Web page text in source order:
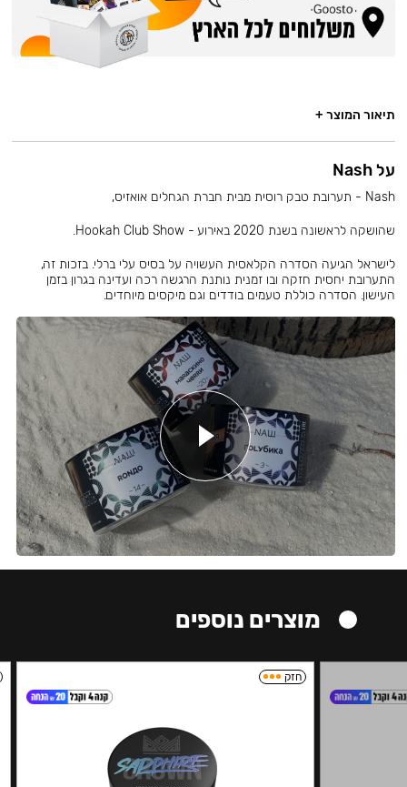
תיאור המוצר +
על Nash
Nash - תערובת טבק רוסית מבית חברת הגחלים אואזיס,
שהושקה לראשונה בשנת 2020 באירוע - Hookah Club Show.
לישראל הגיעה הסדרה הקלאסית העשויה על בסיס עלי ברלי. בזכות זה,
התערובת יחסית חזקה ובו זמנית נותנת הרגשה רכה ועדינה בגרון בזמן
העישון. הסדרה כוללת טעמים בודדים וגם מיקסים מיוחדים.
מוצרים נוספים
חזק